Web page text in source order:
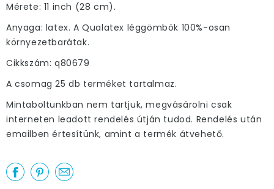
Mérete: 11 inch (28 cm).
Anyaga: latex. A Qualatex léggömbök 100%-osan
környezetbarátak.
Cikkszám: q80679
A csomag 25 db terméket tartalmaz.
Mintaboltunkban nem tartjuk, megvásárolni csak
interneten leadott rendelés útján tudod. Rendelés után
emailben értesítünk, amint a termék átvehető.